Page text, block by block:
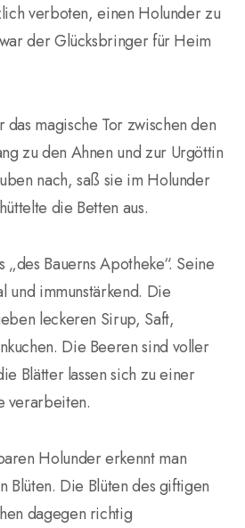
verboten, einen Holunder zu
der Glücksbringer für Heim
magische Tor zwischen den
zu den Ahnen und zur Urgöttin
nach, saß sie im Holunder
die Betten aus.
Bauerns Apotheke“. Seine
und immunstärkend. Die
leckeren Sirup, Saft,
Die Beeren sind voller
Blätter lassen sich zu einer
verarbeiten.
Holunder erkennt man
Blüten. Die Blüten des giftigen
dagegen richtig